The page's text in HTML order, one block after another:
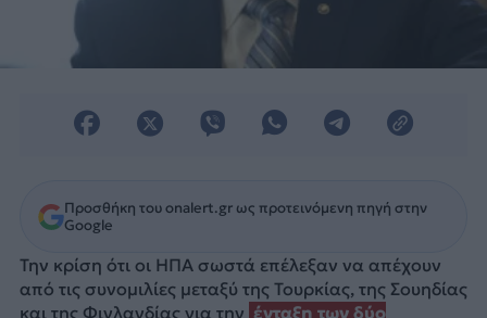
Προσθήκη του onalert.gr ως προτεινόμενη πηγή στην
Google
Την κρίση ότι οι ΗΠΑ σωστά επέλεξαν να απέχουν
από τις συνομιλίες μεταξύ της Τουρκίας, της Σουηδίας
και της Φινλανδίας για την ένταξη των δύο